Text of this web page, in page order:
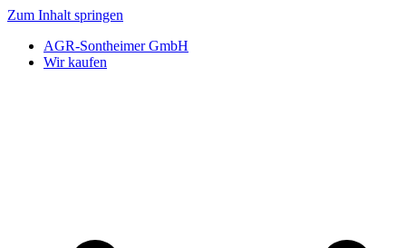
Zum Inhalt springen
AGR-Sontheimer GmbH
Wir kaufen